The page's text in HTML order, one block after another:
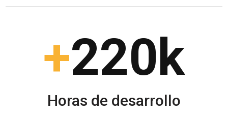
+220k
Horas de desarrollo